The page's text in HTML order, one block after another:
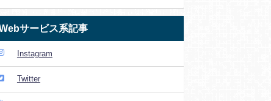
サービス系記事
Instagram
Twitter